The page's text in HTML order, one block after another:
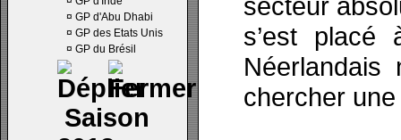
¤ GP d'Abu Dhabi
¤ GP des Etats Unis
¤ GP du Brésil
Saison
s’est placé
Néerlandais
chercher